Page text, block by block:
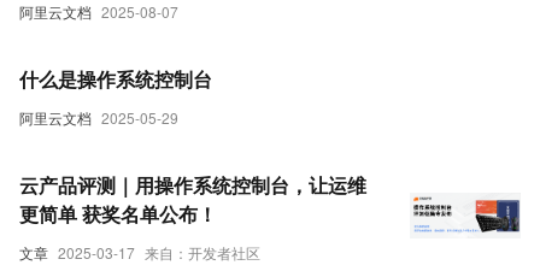
阿里云文档 2025-08-07
阿里云文档 2025-05-29
什么是操作系统控制台
文章 2025-03-17 来自：开发者社区
云产品评测｜用操作系统控制台，让运维
更简单 获奖名单公布！